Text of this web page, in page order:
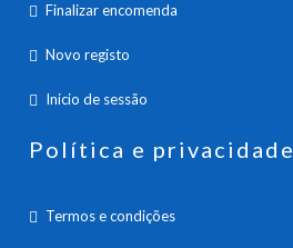
Finalizar encomenda
Novo registo
Inicio de sessão
Política e privacidade
Termos e condições